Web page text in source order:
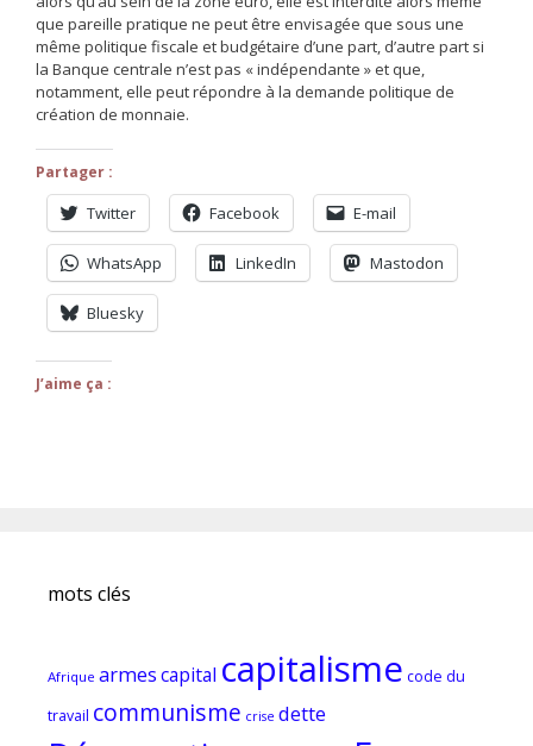
que pareille pratique ne peut être envisagée que sous une
même politique fiscale et budgétaire d’une part, d’autre part si
la Banque centrale n’est pas « indépendante » et que,
notamment, elle peut répondre à la demande politique de
création de monnaie.
Partager :
Twitter Facebook E-mail
WhatsApp LinkedIn Mastodon
Bluesky
J’aime ça :
mots clés
Afrique armescapital capitalisme code du
travail communisme crise dette